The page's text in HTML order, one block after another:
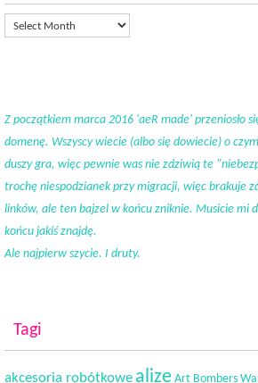
Z początkiem marca 2016 'aeR made' przeniosło
domenę. Wszyscy wiecie (albo się dowiecie) o
duszy gra, więc pewnie was nie zdziwią te
trochę niespodzianek przy migracji, więc brakuje
linków, ale ten bajzel w końcu zniknie. Musicie mi
końcu jakiś znajdę.
Ale najpierw szycie. I druty.
Tagi
akcesoria robótkowe alize Art Bombers